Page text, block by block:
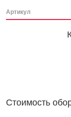
Артикул
Стоимость